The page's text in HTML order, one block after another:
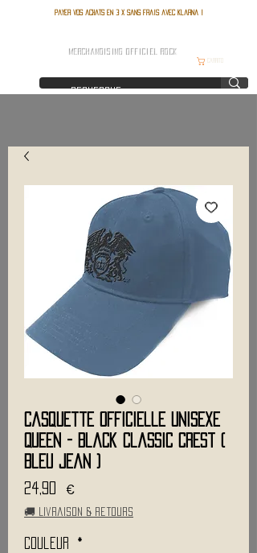
Payer vos achats en 3 x sans frais avec Klarna !
MERCHANDISING OFFICIEL ROCK
Casquette Officielle Unisexe
QUEEN - Black Classic Crest (
Bleu jean )
24,90 €
🚚 Livraison & retours
Couleur *